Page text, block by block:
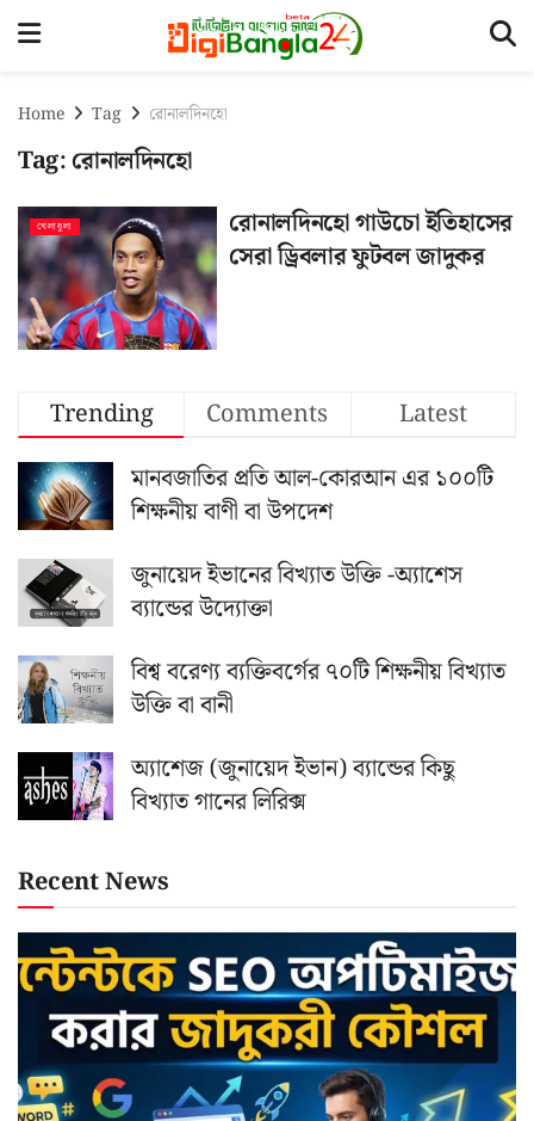
Home Tag রোনালদিনহো
Tag:রোনালদিনহো
খেলাধুলা
রোনালদিনহো গাউচো ইতিহাসের
সেরা ড্রিবলার ফুটবল জাদুকর
Trending Comments
Latest
মানবজাতির প্রতি আল-কোরআন এর ১০০টি
শিক্ষনীয় বাণী বা উপদেশ
জুনায়েদ ইভানের বিখ্যাত উক্তি -অ্যাশেস
ব্যান্ডের উদ্যোক্তা
বিশ্ব বরেণ্য ব্যক্তিবর্গের ৭০টি শিক্ষনীয় বিখ্যাত
উক্তি বা বানী
অ্যাশেজ (জুনায়েদ ইভান) ব্যান্ডের কিছু
বিখ্যাত গানের লিরিক্স
Recent News